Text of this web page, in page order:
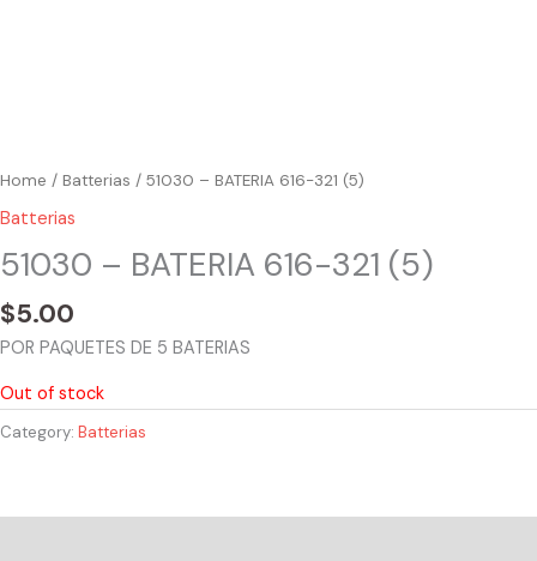
Home / Batterias / 51030 – BATERIA 616-321 (5)
Batterias
51030 – BATERIA 616-321 (5)
$5.00
POR PAQUETES DE 5 BATERIAS
Out of stock
Category: Batterias